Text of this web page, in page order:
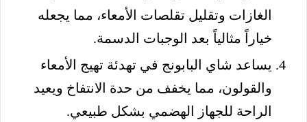
الغازات وتقليل تقلصات الأمعاء، مما يجعله
خياراً مثالياً بعد الوجبات الدسمة.
يساعد شاي البابونج في تهدئة تهيج الأمعاء
والقولون، مما يخفف من حدة الانتفاخ ويعيد
الراحة للجهاز الهضمي بشكل طبيعي.